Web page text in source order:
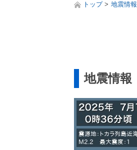
トップ 地震情報
地震情報